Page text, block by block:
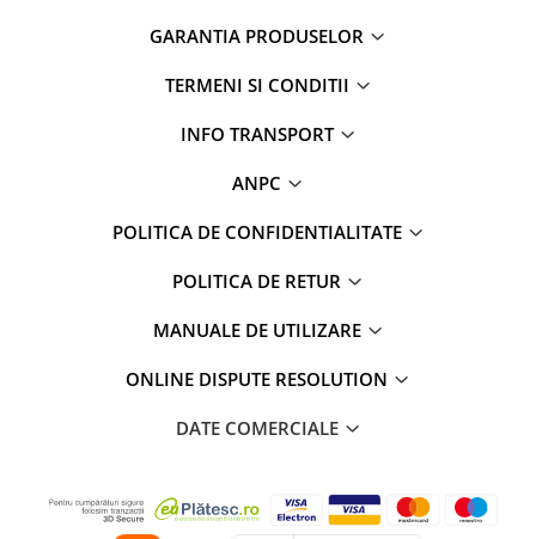
GARANTIA PRODUSELOR
TERMENI SI CONDITII
INFO TRANSPORT
ANPC
POLITICA DE CONFIDENTIALITATE
POLITICA DE RETUR
MANUALE DE UTILIZARE
ONLINE DISPUTE RESOLUTION
DATE COMERCIALE